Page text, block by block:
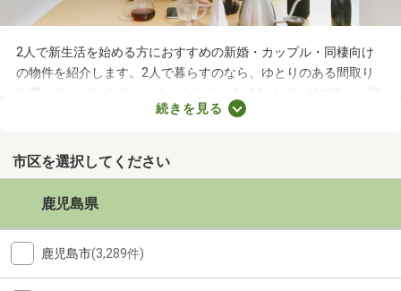
2人で新生活を始める方におすすめの新婚・カップル・同棲向け
の物件を紹介します。2人で暮らすのなら、ゆとりのある間取り
を選ぶことがおすすめ。ゆっくりくつろげるリビングのほか、寝
室や収納スペースを確保できる物件を選べば、長く快適に暮らせ
てチェックしてみてくださいね。
続きを見る
市区を選択してください
鹿児島県
鹿児島市(3,289件)